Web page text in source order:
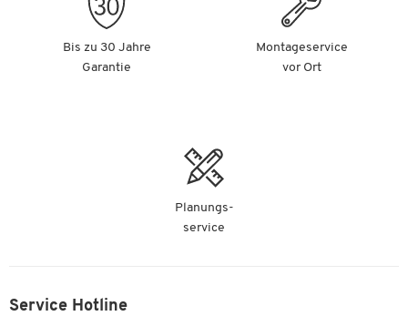
Bis zu 30 Jahre
Garantie
Montageservice
vor Ort
Planungs-
service
Service Hotline